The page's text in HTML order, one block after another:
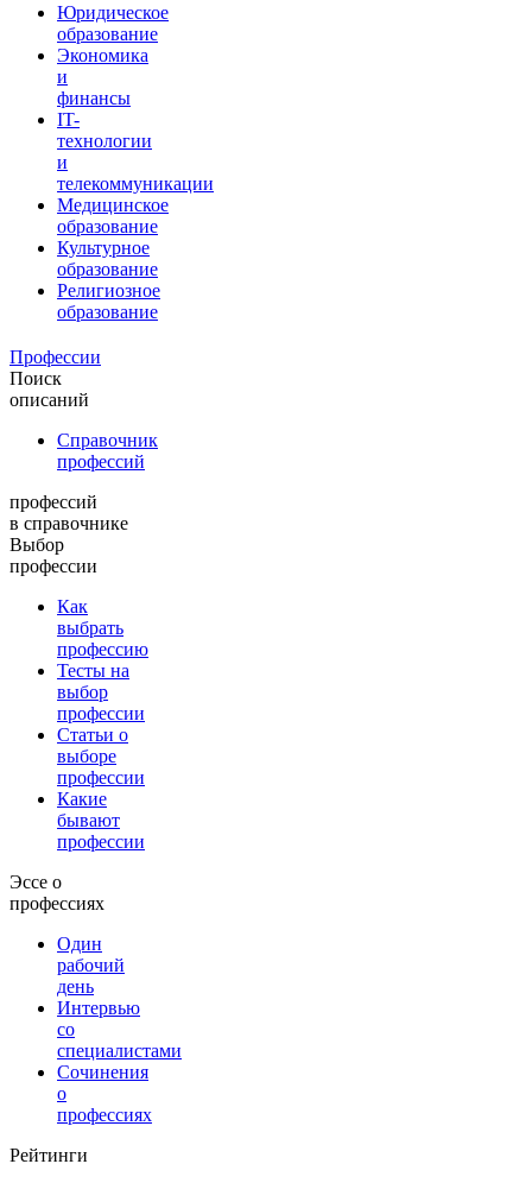
Юридическое
образование
Экономика
и
финансы
IT-
технологии
и
телекоммуникации
Медицинское
образование
Культурное
образование
Религиозное
образование
Профессии
Поиск
описаний
Справочник
профессий
профессий
в справочнике
Выбор
профессии
Как
выбрать
профессию
Тесты на
выбор
профессии
Статьи о
выборе
профессии
Какие
бывают
профессии
Эссе о
профессиях
Один
рабочий
день
Интервью
со
специалистами
Сочинения
о
профессиях
Рейтинги